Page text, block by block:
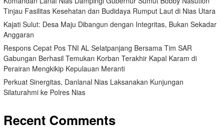
Tinjau Fasilitas Kesehatan dan Budidaya Rumput Laut di Nias Utara
Kajati Sulut: Desa Maju Dibangun dengan Integritas, Bukan Sekadar
Anggaran
Respons Cepat Pos TNI AL Selatpanjang Bersama Tim SAR
Gabungan Berhasil Temukan Korban Terakhir Kapal Karam di
Perairan Mengkikip Kepulauan Meranti
Perkuat Sinergitas, Danlanal Nias Laksanakan Kunjungan
Silaturahmi ke Polres Nias
Recent Comments